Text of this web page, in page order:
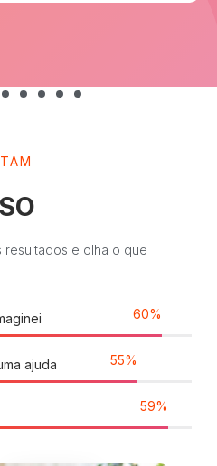
resultados e olha o que
92%
ajuda 85%
95%